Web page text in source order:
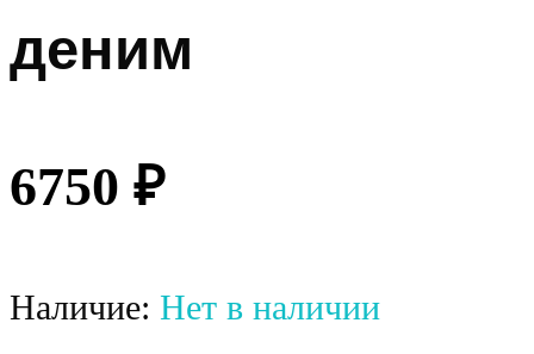
деним
6750 ₽
Наличие: Нет в наличии